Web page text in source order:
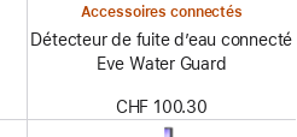
Accessoires connectés
Détecteur de fuite d’eau connecté
Eve Water Guard
CHF 100.30